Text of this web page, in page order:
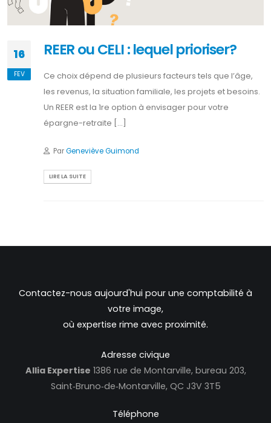
16
FEV
REER ou CELI : lequel prioriser?
Ce choix dépend de plusieurs facteurs tels que l’âge,
les revenus, la situation familiale, les projets et besoins.
Un REER est la 1re option à envisager pour votre
épargne-retraite [...]
ParGeneviève Guimond
LIRE LA SUITE
Contactez-nous aujourd'hui pour une comptabilité à
votre image,
où expertise rime avec proximité.
Adresse civique
Allia Expertise 1386 rue de Montarville, bureau 203,
Saint‑Bruno‑de‑Montarville, QC J3V 3T5
Téléphone